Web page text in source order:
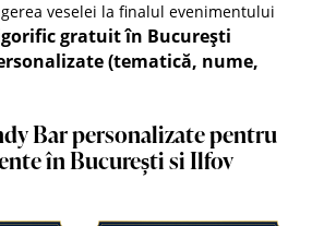
veselei la finalul evenimentului
gratuit în București
(tematică, nume,
Bar personalizate pentru
în București si Ilfov